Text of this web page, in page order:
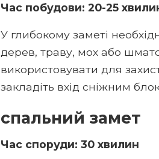
Час побудови: 20-25
У глибокому заметі
дерев, траву, мох або
використовувати для
закладіть вхід сніжним
спальний замет
Час споруди: 30 хвилин